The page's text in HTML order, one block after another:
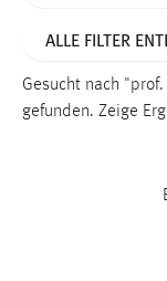
ALLE FILTER
Gesucht nach
gefunden. Zeige
Name:
Dieser